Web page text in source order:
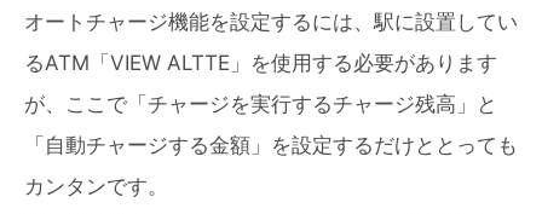
オートチャージ機能を設定するには、駅に設置してい
るATM「VIEW ALTTE」を使用する必要があります
が、ここで「チャージを実行するチャージ残高」と
「自動チャージする金額」を設定するだけととっても
カンタンです。